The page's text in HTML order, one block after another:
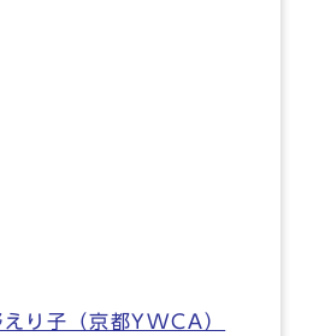
り子（京都YWCA）